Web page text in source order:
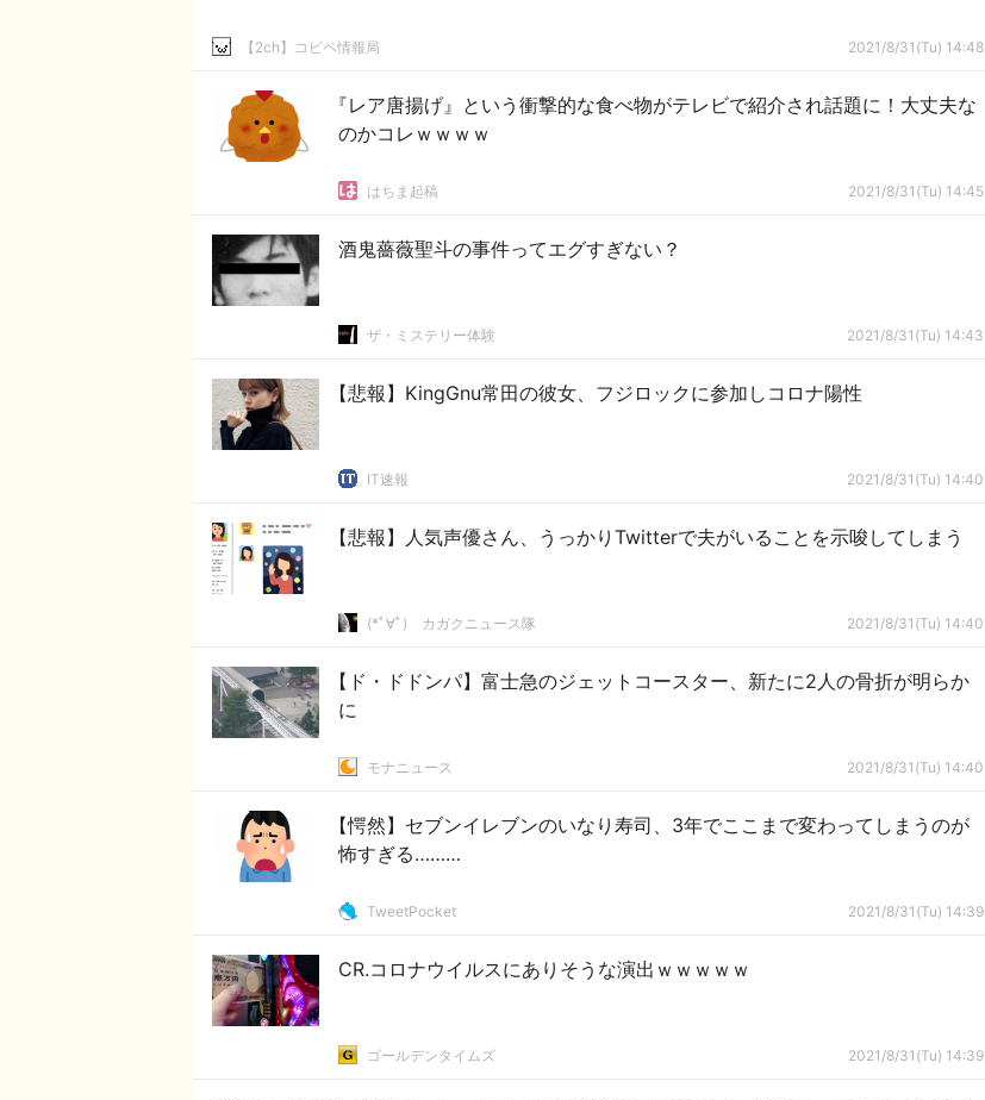
【2ch】コピペ情報局 2021/8/31(Tu) 14:48
『レア唐揚げ』という衝撃的な食べ物がテレビで紹介され話題に！大丈夫な
のかコレｗｗｗｗ
はちま起稿 2021/8/31(Tu) 14:45
酒鬼薔薇聖斗の事件ってエグすぎない？
ザ・ミステリー体験 2021/8/31(Tu) 14:43
【悲報】KingGnu常田の彼女、フジロックに参加しコロナ陽性
IT速報 2021/8/31(Tu) 14:40
【悲報】人気声優さん、うっかりTwitterで夫がいることを示唆してしまう
(*ﾟ∀ﾟ)ゞカガクニュース隊 2021/8/31(Tu) 14:40
【ド・ドドンパ】富士急のジェットコースター、新たに2人の骨折が明らか
に
モナニュース 2021/8/31(Tu) 14:40
【愕然】セブンイレブンのいなり寿司、3年でここまで変わってしまうのが
怖すぎる………
TweetPocket 2021/8/31(Tu) 14:39
CR.コロナウイルスにありそうな演出ｗｗｗｗｗ
ゴールデンタイムズ 2021/8/31(Tu) 14:39